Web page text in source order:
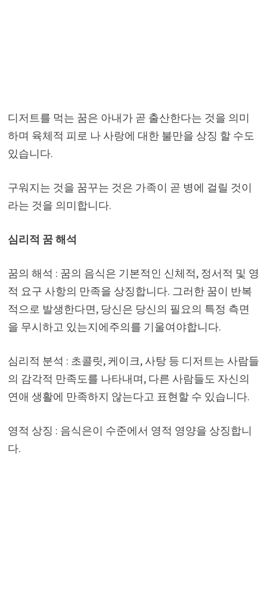
디저트를 먹는 꿈은 아내가 곧 출산한다는 것을 의미
하며 육체적 피로 나 사랑에 대한 불만을 상징 할 수도
있습니다.
구워지는 것을 꿈꾸는 것은 가족이 곧 병에 걸릴 것이
라는 것을 의미합니다.
심리적 꿈 해석
꿈의 해석 : 꿈의 음식은 기본적인 신체적, 정서적 및 영
적 요구 사항의 만족을 상징합니다. 그러한 꿈이 반복
적으로 발생한다면, 당신은 당신의 필요의 특정 측면
을 무시하고 있는지에주의를 기울여야합니다.
심리적 분석 : 초콜릿, 케이크, 사탕 등 디저트는 사람들
의 감각적 만족도를 나타내며, 다른 사람들도 자신의
연애 생활에 만족하지 않는다고 표현할 수 있습니다.
영적 상징 : 음식은이 수준에서 영적 영양을 상징합니
다.